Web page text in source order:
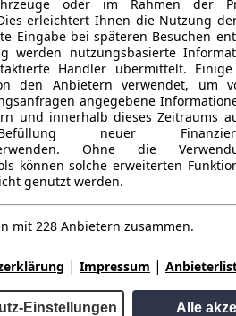
oder im Rahmen der
erleichtert Ihnen die Nutzung
Eingabe bei späteren Besuchen
werden nutzungsbasierte
Händler übermittelt. Einige
den Anbietern verwendet, um
angegebene
und innerhalb dieses Zeitraums
neuer
Ohne die
können solche erweiterten
genutzt werden.
mit 228 Anbietern zusammen.
| Impressum |
Einstellungen Alle